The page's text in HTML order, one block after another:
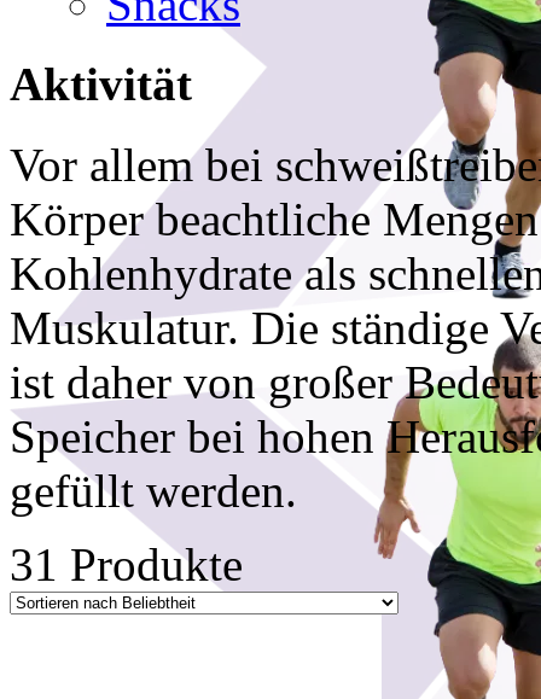
Aktivität
Vor allem bei
Körper beachtliche
Kohlenhydrate als
Muskulatur. Die ständige
ist daher von großer
Speicher bei hohen
gefüllt werden.
31 Produkte